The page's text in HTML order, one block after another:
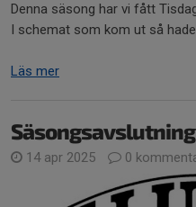
Denna säsong har vi fått
I schemat som kom ut så
Läs mer
Säsongsavslutning
14 apr 2025 0